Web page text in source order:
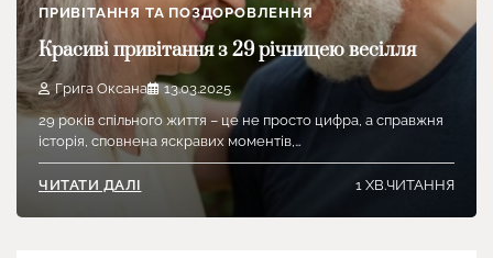
ПРИВІТАННЯ ТА ПОЗДОРОВЛЕННЯ
Красиві привітання з 29 річницею весілля
Грига Оксана
13.03.2025
29 років спільного життя – це не просто цифра, а справжня
історія, сповнена яскравих моментів,…
ЧИТАТИ ДАЛІ 1 ХВ.ЧИТАННЯ